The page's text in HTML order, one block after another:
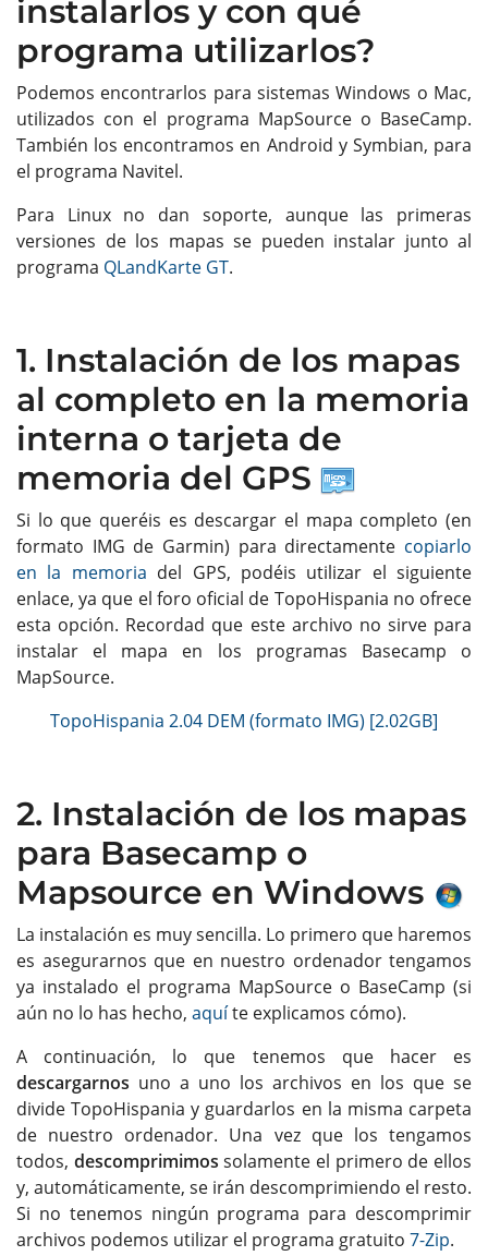
instalarlos y con qué
programa utilizarlos?
Podemos encontrarlos para sistemas Windows o Mac,
utilizados con el programa MapSource o BaseCamp.
También los encontramos en Android y Symbian, para
el programa Navitel.
Para Linux no dan soporte, aunque las primeras
versiones de los mapas se pueden instalar junto al
programa QLandKarte GT.
1. Instalación de los mapas
al completo en la memoria
interna o tarjeta de
memoria del GPS
Si lo que queréis es descargar el mapa completo (en
formato IMG de Garmin) para directamente copiarlo
en la memoria del GPS, podéis utilizar el siguiente
enlace, ya que el foro oficial de TopoHispania no ofrece
esta opción. Recordad que este archivo no sirve para
instalar el mapa en los programas Basecamp o
MapSource.
TopoHispania 2.04 DEM (formato IMG) [2.02GB]
2. Instalación de los mapas
para Basecamp o
Mapsource en Windows
La instalación es muy sencilla. Lo primero que haremos
es asegurarnos que en nuestro ordenador tengamos
ya instalado el programa MapSource o BaseCamp (si
aún no lo has hecho, aquíte explicamos cómo).
A continuación, lo que tenemos que hacer es
descargarnos uno a uno los archivos en los que se
divide TopoHispania y guardarlos en la misma carpeta
de nuestro ordenador. Una vez que los tengamos
todos, descomprimimos solamente el primero de ellos
y, automáticamente, se irán descomprimiendo el resto.
Si no tenemos ningún programa para descomprimir
archivos podemos utilizar el programa gratuito 7-Zip.